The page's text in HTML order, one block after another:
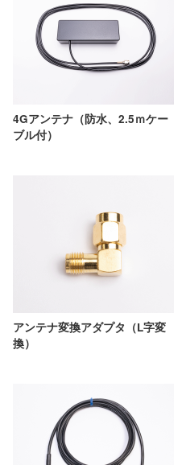
4Gアンテナ（防水、2.5ｍケー
ブル付）
アンテナ変換アダプタ（L字変
換）